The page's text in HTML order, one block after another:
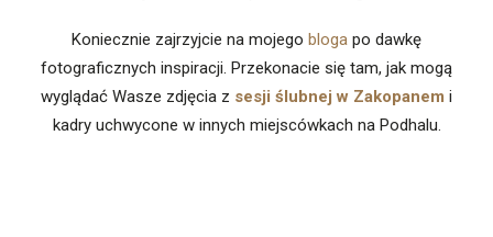
Koniecznie zajrzyjcie na mojego bloga po dawkę
fotograficznych inspiracji. Przekonacie się tam, jak mogą
wyglądać Wasze zdjęcia z sesji ślubnej w Zakopanem i
kadry uchwycone w innych miejscówkach na Podhalu.